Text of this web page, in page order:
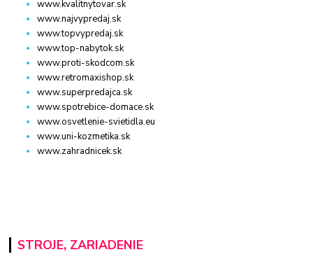
www.kvalitnytovar.sk
www.najvypredaj.sk
www.topvypredaj.sk
www.top-nabytok.sk
www.proti-skodcom.sk
www.retromaxishop.sk
www.superpredajca.sk
www.spotrebice-domace.sk
www.osvetlenie-svietidla.eu
www.uni-kozmetika.sk
www.zahradnicek.sk
STROJE, ZARIADENIE